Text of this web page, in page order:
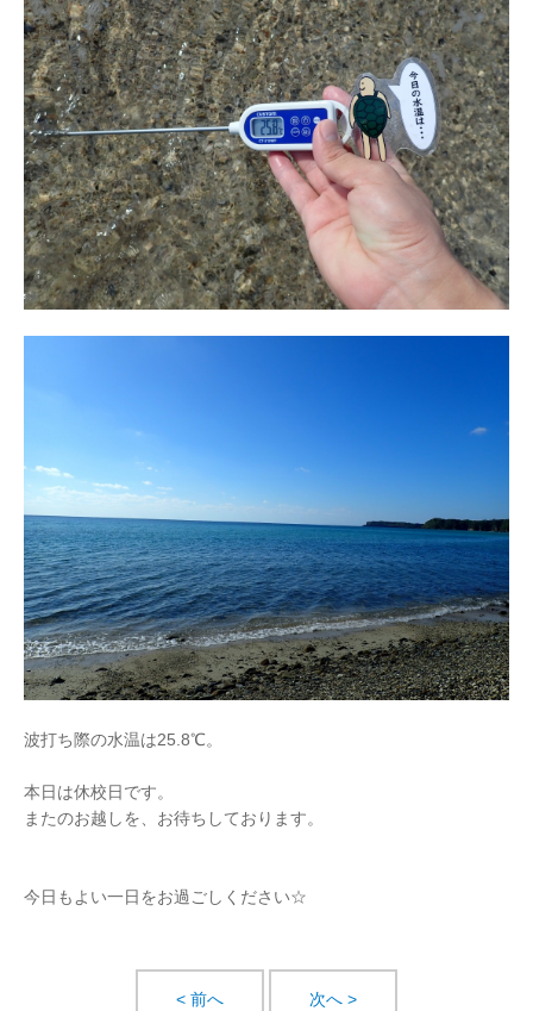
波打ち際の水温は25.8℃。
本日は休校日です。
またのお越しを、お待ちしております。
今日もよい一日をお過ごしください☆
< 前へ 次へ >